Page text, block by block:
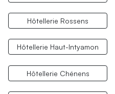
Hôtellerie Rossens
Hôtellerie Haut-Intyamon
Hôtellerie Chénens